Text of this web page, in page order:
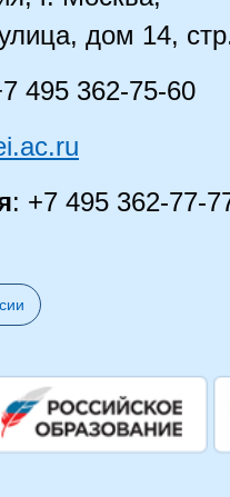
дом 14,
495 362-75-60
: +7 495 362-77-